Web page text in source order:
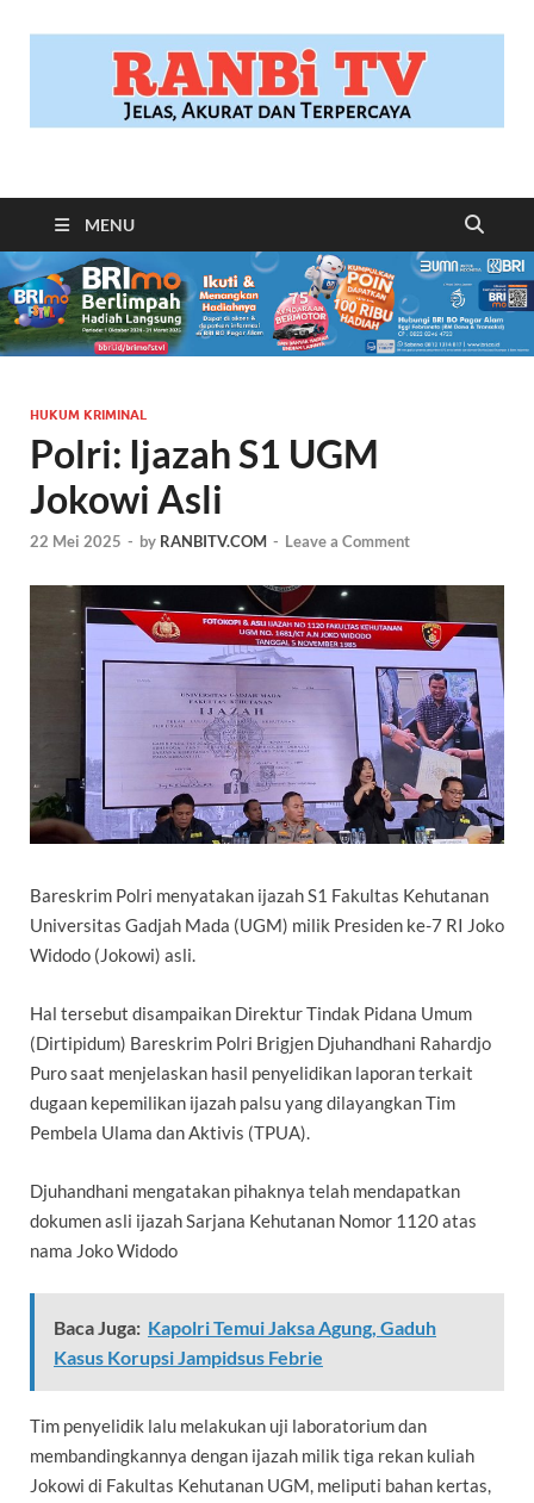
RANBITV.COM
MENU
HUKUM KRIMINAL
Polri: Ijazah S1 UGM
Jokowi Asli
22 Mei 2025 - by RANBITV.COM - Leave a Comment
Bareskrim Polri menyatakan ijazah S1 Fakultas Kehutanan
Universitas Gadjah Mada (UGM) milik Presiden ke-7 RI Joko
Widodo (Jokowi) asli.
Hal tersebut disampaikan Direktur Tindak Pidana Umum
(Dirtipidum) Bareskrim Polri Brigjen Djuhandhani Rahardjo
Puro saat menjelaskan hasil penyelidikan laporan terkait
dugaan kepemilikan ijazah palsu yang dilayangkan Tim
Pembela Ulama dan Aktivis (TPUA).
Djuhandhani mengatakan pihaknya telah mendapatkan
dokumen asli ijazah Sarjana Kehutanan Nomor 1120 atas
nama Joko Widodo
Baca Juga: Kapolri Temui Jaksa Agung, Gaduh
Kasus Korupsi Jampidsus Febrie
Tim penyelidik lalu melakukan uji laboratorium dan
membandingkannya dengan ijazah milik tiga rekan kuliah
Jokowi di Fakultas Kehutanan UGM, meliputi bahan kertas,